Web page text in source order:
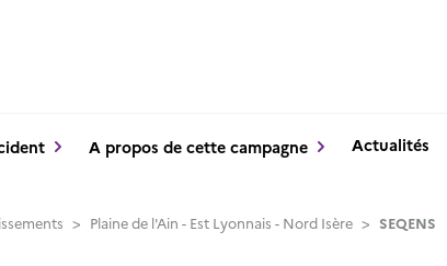
A propos de cette campagne Actualités
> Plaine de l'Ain - Est Lyonnais - Nord Isère > SEQENS